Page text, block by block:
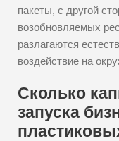
пакеты, с другой
возобновляемых
разлагаются
воздействие на
Сколько
запуска